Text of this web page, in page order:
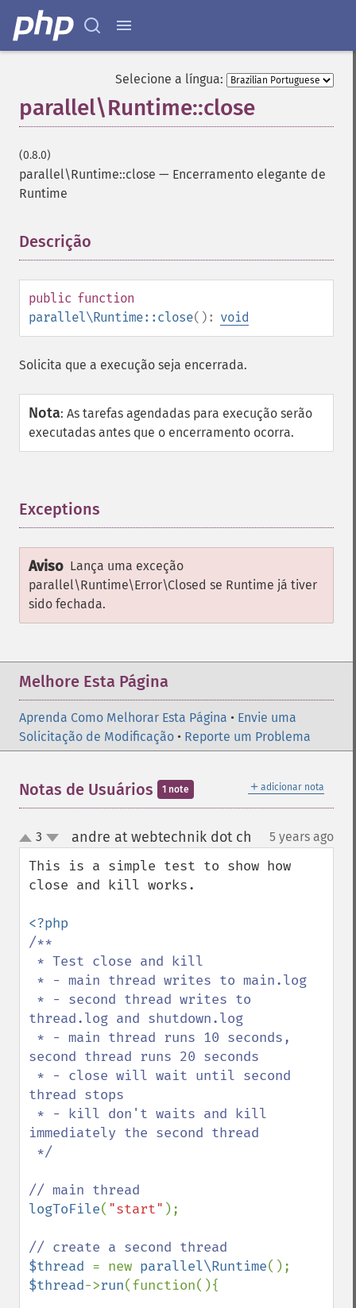
Selecione a língua:
parallel\Runtime::close
(0.8.0)
parallel\Runtime::close — Encerramento elegante de
Runtime
Descrição
public function
parallel\Runtime::close(): void
Solicita que a execução seja encerrada.
Nota: As tarefas agendadas para execução serão
executadas antes que o encerramento ocorra.
Exceptions
Aviso Lança uma exceção
parallel\Runtime\Error\Closed se Runtime já tiver
sido fechada.
Melhore Esta Página
Aprenda Como Melhorar Esta Página • Envie uma
Solicitação de Modificação • Reporte um Problema
＋ adicionar nota
Notas de Usuários 1 note
up
down
3 andre at webtechnik dot ch 5 years ago
This is a simple test to show how
close and kill works.
/**
thread.log and shutdown.log
second thread runs 20 seconds
thread stops
immediately the second thread
logToFile( "start" );
$thread = new parallel\Runtime
$thread->run(function(){